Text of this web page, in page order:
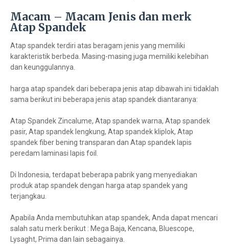
Macam – Macam Jenis dan merk
Atap Spandek
Atap spandek terdiri atas beragam jenis yang memiliki
karakteristik berbeda. Masing-masing juga memiliki kelebihan
dan keunggulannya.
harga atap spandek dari beberapa jenis atap dibawah ini tidaklah
sama berikut ini beberapa jenis atap spandek diantaranya:
Atap Spandek Zincalume, Atap spandek warna, Atap spandek
pasir, Atap spandek lengkung, Atap spandek kliplok, Atap
spandek fiber bening transparan dan Atap spandek lapis
peredam laminasi lapis foil.
Di Indonesia, terdapat beberapa pabrik yang menyediakan
produk atap spandek dengan harga atap spandek yang
terjangkau.
Apabila Anda membutuhkan atap spandek, Anda dapat mencari
salah satu merk berikut : Mega Baja, Kencana, Bluescope,
Lysaght, Prima dan lain sebagainya.